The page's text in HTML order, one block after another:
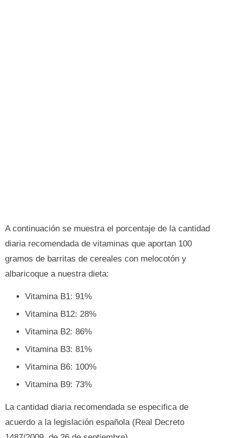
A continuación se muestra el porcentaje de la cantidad
diaria recomendada de vitaminas que aportan 100
gramos de barritas de cereales con melocotón y
albaricoque a nuestra dieta:
Vitamina B1: 91%
Vitamina B12: 28%
Vitamina B2: 86%
Vitamina B3: 81%
Vitamina B6: 100%
Vitamina B9: 73%
La cantidad diaria recomendada se especifica de
acuerdo a la legislación española (Real Decreto